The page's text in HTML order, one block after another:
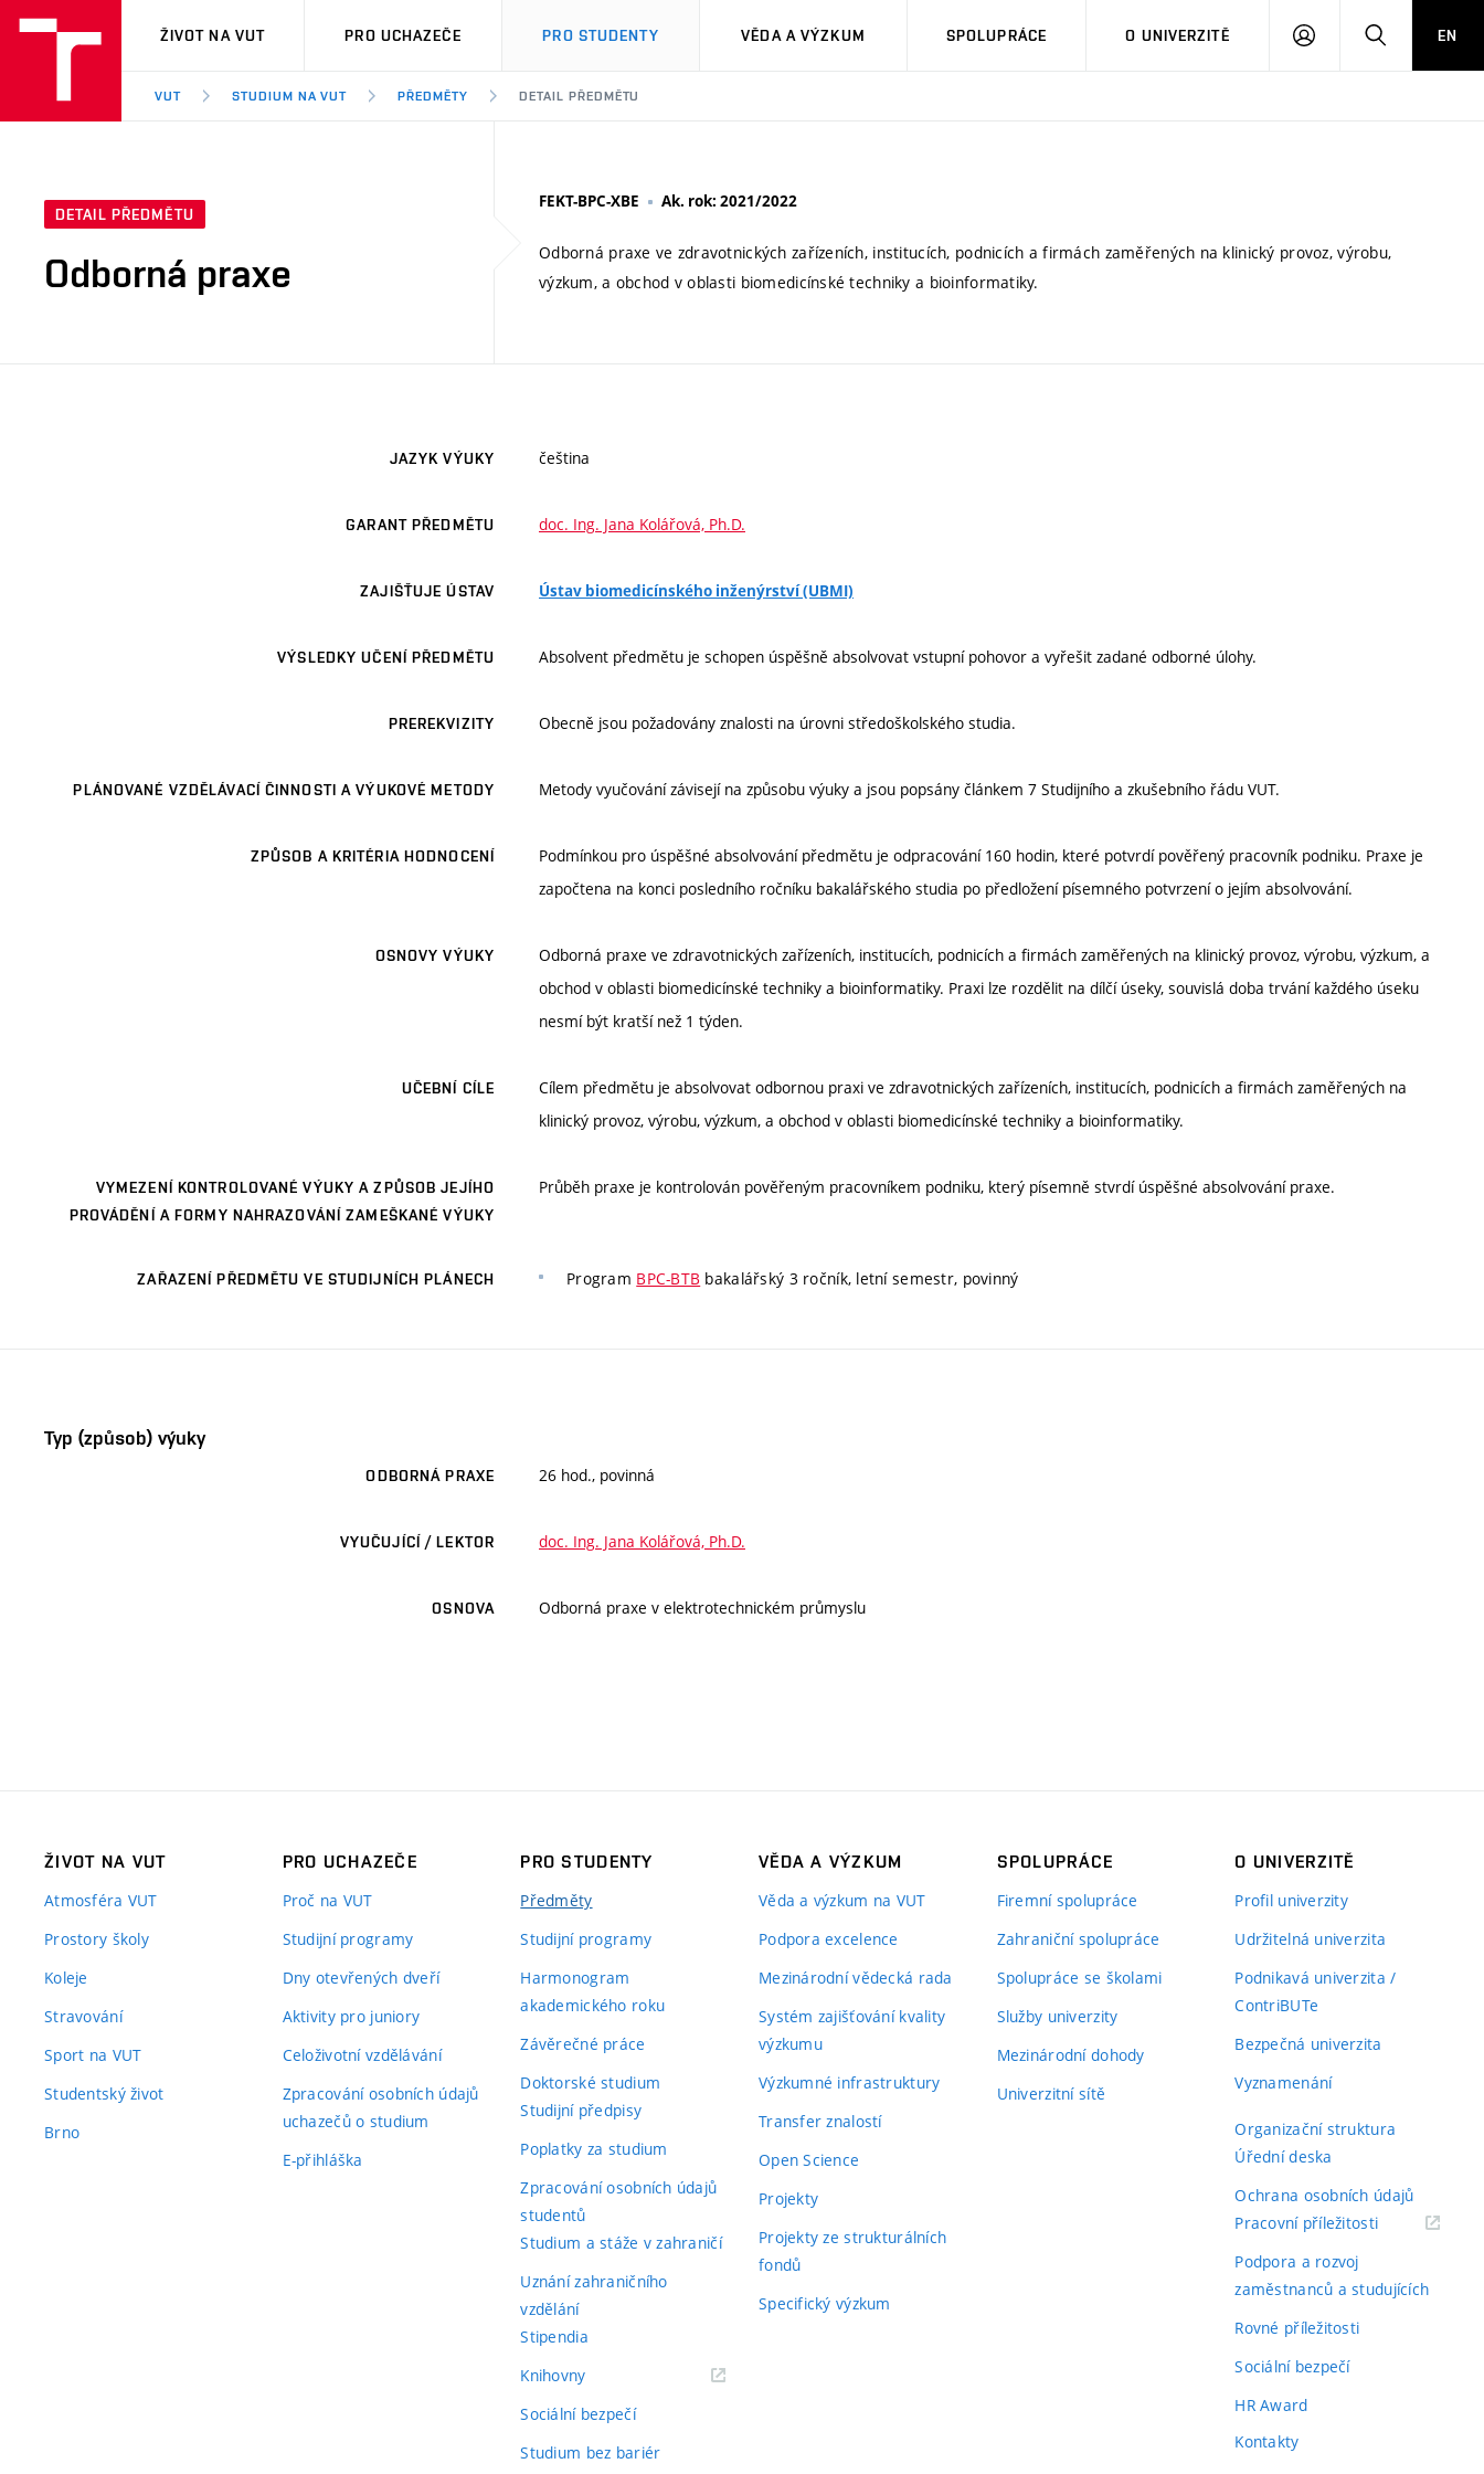
VUT
ŽIVOT NA VUT PRO UCHAZEČE PRO STUDENTY VĚDA A VÝZKUM SPOLUPRÁCE O UNIVERZITĚ
PŘIHLÁSIT HLEDATEN
VUT STUDIUM NA VUT PŘEDMĚTY DETAIL PŘEDMĚTU
DETAIL PŘEDMĚTU
Odborná praxe
FEKT-BPC-XBE Ak. rok: 2021/2022
Odborná praxe ve zdravotnických zařízeních, institucích, podnicích a firmách zaměřených na klinický provoz, výrobu,
výzkum, a obchod v oblasti biomedicínské techniky a bioinformatiky.
JAZYK VÝUKY čeština
GARANT PŘEDMĚTU doc. Ing. Jana Kolářová, Ph.D.
ZAJIŠŤUJE ÚSTAV Ústav biomedicínského inženýrství (UBMI)
VÝSLEDKY UČENÍ PŘEDMĚTU Absolvent předmětu je schopen úspěšně absolvovat vstupní pohovor a vyřešit zadané odborné úlohy.
PREREKVIZITY Obecně jsou požadovány znalosti na úrovni středoškolského studia.
PLÁNOVANÉ VZDĚLÁVACÍ ČINNOSTI A VÝUKOVÉ METODY Metody vyučování závisejí na způsobu výuky a jsou popsány článkem 7 Studijního a zkušebního řádu VUT.
ZPŮSOB A KRITÉRIA HODNOCENÍ
Podmínkou pro úspěšné absolvování předmětu je odpracování 160 hodin, které potvrdí pověřený pracovník podniku. Praxe je
započtena na konci posledního ročníku bakalářského studia po předložení písemného potvrzení o jejím absolvování.
OSNOVY VÝUKY
Odborná praxe ve zdravotnických zařízeních, institucích, podnicích a firmách zaměřených na klinický provoz, výrobu, výzkum, a
obchod v oblasti biomedicínské techniky a bioinformatiky. Praxi lze rozdělit na dílčí úseky, souvislá doba trvání každého úseku
nesmí být kratší než 1 týden.
UČEBNÍ CÍLE
Cílem předmětu je absolvovat odbornou praxi ve zdravotnických zařízeních, institucích, podnicích a firmách zaměřených na
klinický provoz, výrobu, výzkum, a obchod v oblasti biomedicínské techniky a bioinformatiky.
VYMEZENÍ KONTROLOVANÉ VÝUKY A ZPŮSOB JEJÍHO
PROVÁDĚNÍ A FORMY NAHRAZOVÁNÍ ZAMEŠKANÉ VÝUKY
Průběh praxe je kontrolován pověřeným pracovníkem podniku, který písemně stvrdí úspěšné absolvování praxe.
ZAŘAZENÍ PŘEDMĚTU VE STUDIJNÍCH PLÁNECH Program BPC-BTB bakalářský 3 ročník, letní semestr, povinný
Typ (způsob) výuky
ODBORNÁ PRAXE 26 hod., povinná
VYUČUJÍCÍ / LEKTOR doc. Ing. Jana Kolářová, Ph.D.
OSNOVA Odborná praxe v elektrotechnickém průmyslu
ŽIVOT NA VUT
Atmosféra VUT
Prostory školy
Koleje
Stravování
Sport na VUT
Studentský život
Brno
PRO UCHAZEČE
Proč na VUT
Studijní programy
Dny otevřených dveří
Aktivity pro juniory
Celoživotní vzdělávání
Zpracování osobních údajů
uchazečů o studium
E-přihláška
PRO STUDENTY
Předměty
Studijní programy
Harmonogram
akademického roku
Závěrečné práce
Doktorské studium
Studijní předpisy
Poplatky za studium
Zpracování osobních údajů
studentů
Studium a stáže v zahraničí
Uznání zahraničního
vzdělání
Stipendia
Knihovny(externí
Sociální bezpečí
Studium bez bariér
VĚDA A VÝZKUM
Věda a výzkum na VUT
Podpora excelence
Mezinárodní vědecká rada
Systém zajišťování kvality
výzkumu
Výzkumné infrastruktury
Transfer znalostí
Open Science
Projekty
Projekty ze strukturálních
fondů
Specifický výzkum
SPOLUPRÁCE
Firemní spolupráce
Zahraniční spolupráce
Spolupráce se školami
Služby univerzity
Mezinárodní dohody
Univerzitní sítě
O UNIVERZITĚ
Profil univerzity
Udržitelná univerzita
Podnikavá univerzita /
ContriBUTe
Bezpečná univerzita
Vyznamenání
Organizační struktura
Úřední deska
Ochrana osobních údajů
Pracovní příležitosti(externí
Podpora a rozvoj
zaměstnanců a studujících
Rovné příležitosti
Sociální bezpečí
HR Award
Kontakty